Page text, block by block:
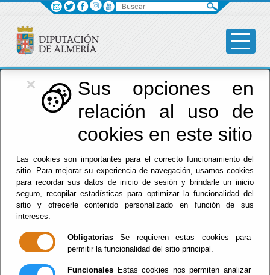
×
Sus opciones en
relación al uso de
cookies en este sitio
Las cookies son importantes para el correcto funcionamiento del
sitio. Para mejorar su experiencia de navegación, usamos cookies
para recordar sus datos de inicio de sesión y brindarle un inicio
seguro, recopilar estadísticas para optimizar la funcionalidad del
sitio y ofrecerle contenido personalizado en función de sus
intereses.
Obligatorias Se requieren estas cookies para
permitir la funcionalidad del sitio principal.
Funcionales Estas cookies nos permiten analizar
Diputación
Menú Diputación
INFRACCIONES
CANAL DE
INFORMACIÓN DE
INFRACCIONES
Buscar